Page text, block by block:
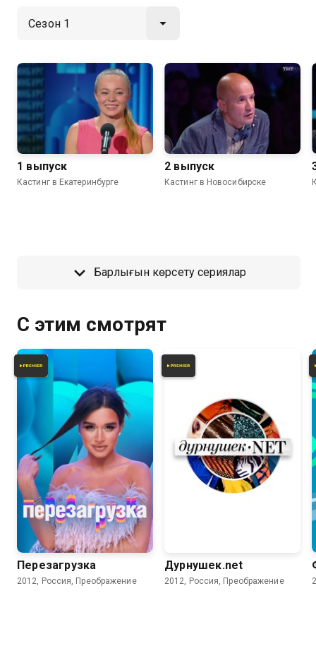
1 выпуск
Кастинг в Екатеринбурге
2 выпуск
Кастинг в Новосибирске
Барлығын көрсету сериялар
С этим смотрят
3.9
Перезагрузка
2012, Россия, Преображение
Дурнушек.net
2012, Россия, Преображение